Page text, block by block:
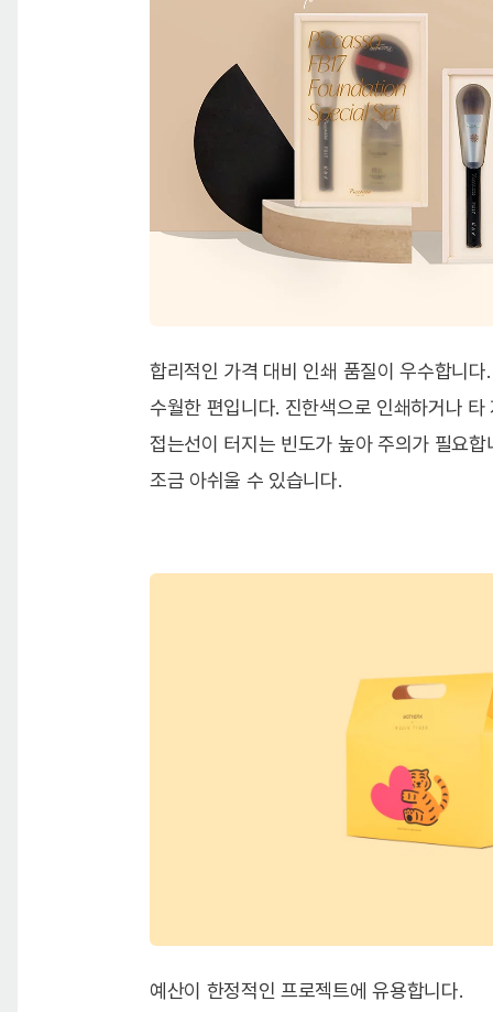
합리적인 가격 대비 인쇄 품질이 우수합니
수월한 편입니다. 진한색으로 인쇄하거나 타
접는선이 터지는 빈도가 높아 주의가 필요
조금 아쉬울 수 있습니다.
예산이 한정적인 프로젝트에 유용합니다.